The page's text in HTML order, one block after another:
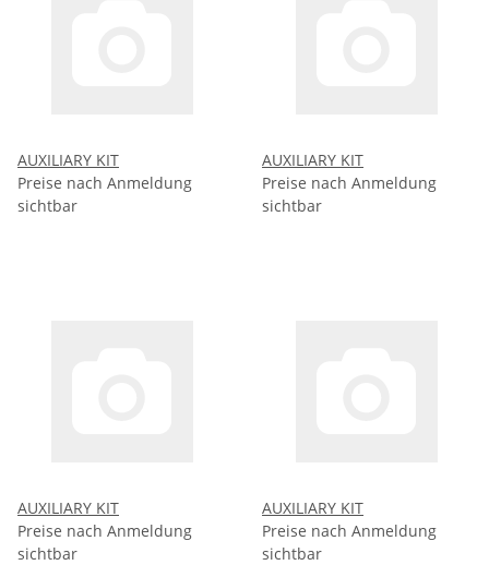
AUXILIARY KIT
Preise nach Anmeldung
sichtbar
AUXILIARY KIT
Preise nach Anmeldung
sichtbar
AUXILIARY KIT
Preise nach Anmeldung
sichtbar
AUXILIARY KIT
Preise nach Anmeldung
sichtbar